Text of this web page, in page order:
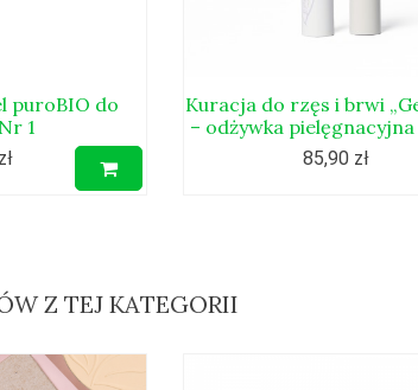
puroBIO do
1
Kuracja do rzęs i brwi
– odżywka
85,90 zł
Z TEJ KATEGORII